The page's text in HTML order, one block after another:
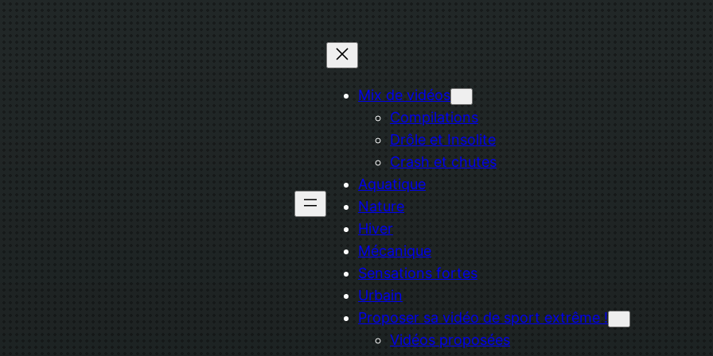
Mix de vidéos
Compilations
Drôle et Insolite
Crash et chutes
Aquatique
Nature
Hiver
Mécanique
Sensations fortes
Urbain
Proposer sa vidéo de sport extrême !
Vidéos proposées